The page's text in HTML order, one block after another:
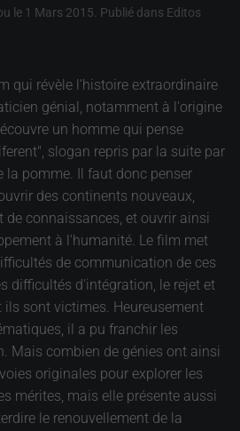
le 1 Mars 2015 . Publié dans Editos
qui révèle l'histoire extraordinaire
génial, notamment à l'origine
un homme qui pense
slogan repris par la suite par
la pomme. Il faut donc penser
des continents nouveaux,
de connaissances, et ouvrir ainsi
à l'humanité. Le film met
de communication de ces
difficultés d'intégration, le rejet et
sont victimes. Heureusement
il a pu franchir les
Mais combien de génies ont ainsi
originales pour explorer les
mérites, mais elle présente aussi
le renouvellement de la